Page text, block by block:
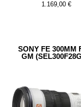
1.169,00 €
SONY FE 300MM
GM